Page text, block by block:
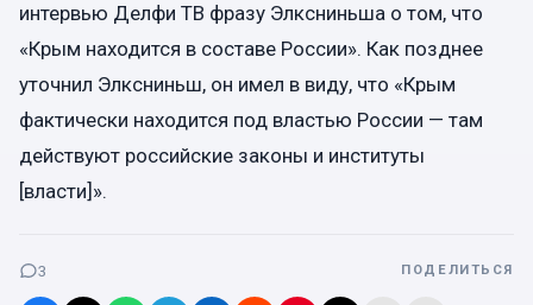
интервью Делфи ТВ фразу Элксниньша о том, что
«Крым находится в составе России». Как позднее
уточнил Элксниньш, он имел в виду, что «Крым
фактически находится под властью России — там
действуют российские законы и институты
[власти]».
3 ПОДЕЛИТЬСЯ